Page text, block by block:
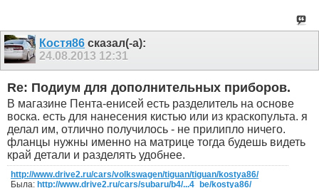
Костя86 сказал(-а):
24.08.2013 12:31
Re: Подиум для дополнительных приборов.
В магазине Пента-енисей есть разделитель на основе
воска. есть для нанесения кистью или из краскопульта. я
делал им, отлично получилось - не прилипло ничего.
фланцы нужны именно на матрице тогда будешь видеть
край детали и разделять удобнее.
http://www.drive2.ru/cars/volkswagen/tiguan/tiguan/kostya86/
Была: http://www.drive2.ru/cars/subaru/b4/...4_be/kostya86/